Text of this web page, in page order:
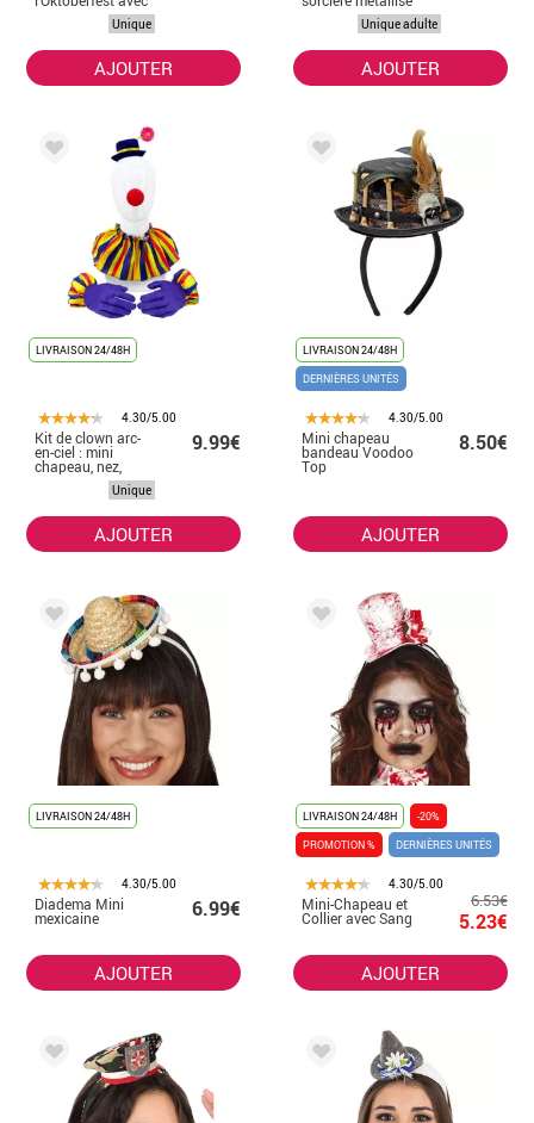
fleur et plumesUnique
AJOUTER
multicoloreUnique adulte
AJOUTER
LIVRAISON 24/48H
4.30/5.00
Kit de clown arc-
en-ciel : mini
chapeau, nez,
collier et gants
9.99€
Unique
AJOUTER
LIVRAISON 24/48H
DERNIÈRES UNITÉS
4.30/5.00
Mini chapeau
bandeau Voodoo
Top
8.50€
AJOUTER
LIVRAISON 24/48H
4.30/5.00
Diadema Mini
mexicaine 6.99€
AJOUTER
LIVRAISON 24/48H
-20%
PROMOTION %
DERNIÈRES UNITÉS
4.30/5.00
Mini-Chapeau et
Collier avec Sang
6.53€
5.23€
AJOUTER